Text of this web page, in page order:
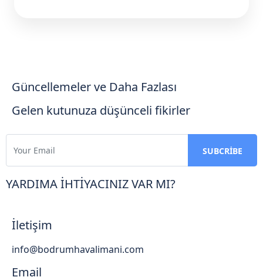
Güncellemeler ve Daha Fazlası
Gelen kutunuza düşünceli fikirler
YARDIMA İHTİYACINIZ VAR MI?
İletişim
info@bodrumhavalimani.com
Email